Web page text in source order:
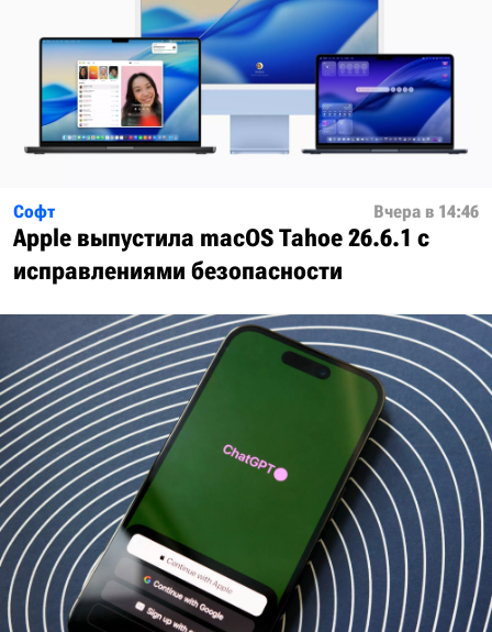
Софт Вчера в 14:46
Apple выпустила macOS Tahoe 26.6.1 с
исправлениями безопасности